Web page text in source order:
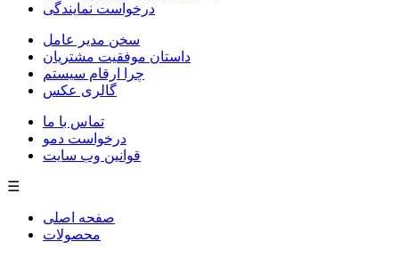
درخواست نمایندگی
سخن مدیر عامل
داستان موفقیت مشتریان
چرا ارقام سیستم
گالری عکس
تماس با ما
درخواست دمو
قوانین وب سایت
☰
صفحه اصلی
محصولات